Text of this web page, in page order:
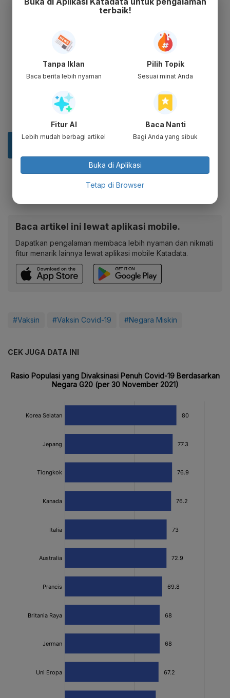
Baca artikel ini lewat aplikasi mobile.
Dapatkan pengalaman membaca lebih nyaman dan nikmati
fitur menarik lainnya lewat aplikasi mobile Katadata.
#Vaksin #Vaksin Covid-19 #Negara Miskin
CEK JUGA DATA INI
terbaik!
Tanpa Iklan
Baca berita lebih nyaman
Pilih Topik
Sesuai minat Anda
Fitur AI
Lebih mudah berbagi artikel
Baca Nanti
Bagi Anda yang sibuk
Buka di Aplikasi
Tetap di Browser